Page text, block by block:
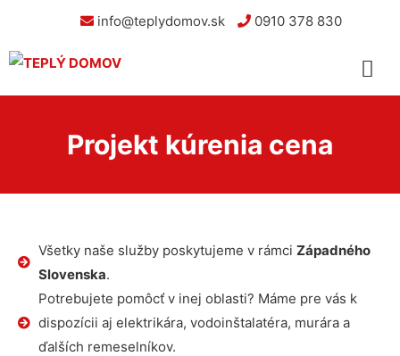
info@teplydomov.sk 0910 378 830
Projekt kúrenia cena
Všetky naše služby poskytujeme v rámci Západného
Slovenska.
Potrebujete pomôcť v inej oblasti? Máme pre vás k
dispozícii aj elektrikára, vodoinštalatéra, murára a
ďalších remeselníkov.